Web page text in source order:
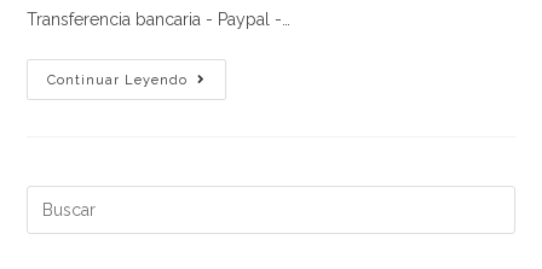
Transferencia bancaria - Paypal -…
Continuar Leyendo
Atención
Al
Buscar
en